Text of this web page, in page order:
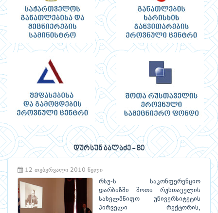
დურსუნ ბალაძე - 80
12 თებერვალი 2010 წელი
რსუ-ს საკონფერენციო
დარბაზში შოთა რუსთაველის
სახელმწიფო უნივერსიტეტის
პირველი რექტორის,